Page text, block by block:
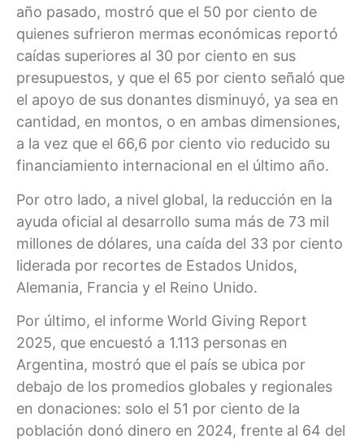
año pasado, mostró que el 50 por ciento de
quienes sufrieron mermas económicas reportó
caídas superiores al 30 por ciento en sus
presupuestos, y que el 65 por ciento señaló que
el apoyo de sus donantes disminuyó, ya sea en
cantidad, en montos, o en ambas dimensiones,
a la vez que el 66,6 por ciento vio reducido su
financiamiento internacional en el último año.
Por otro lado, a nivel global, la reducción en la
ayuda oficial al desarrollo suma más de 73 mil
millones de dólares, una caída del 33 por ciento
liderada por recortes de Estados Unidos,
Alemania, Francia y el Reino Unido.
Por último, el informe World Giving Report
2025, que encuestó a 1.113 personas en
Argentina, mostró que el país se ubica por
debajo de los promedios globales y regionales
en donaciones: solo el 51 por ciento de la
población donó dinero en 2024, frente al 64 del